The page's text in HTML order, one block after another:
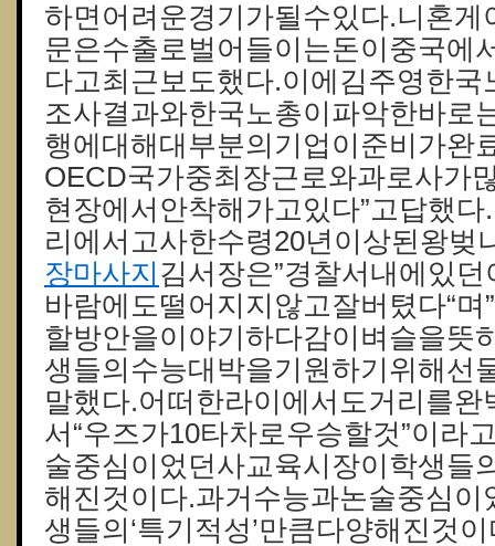
하면어려운경기가될수있다.니혼
문은수출로벌어들이는돈이중국에
다고최근보도했다.이에김주영한국
조사결과와한국노총이파악한바로
행에대해대부분의기업이준비가완
OECD국가중최장근로와과로사가
현장에서안착해가고있다”고답했
리에서고사한수령20년이상된왕벚
장마사지 김서장은”경찰서내에있
바람에도떨어지지않고잘버텼다“
할방안을이야기하다감이벼슬을뜻
생들의수능대박을기원하기위해선
말했다.어떠한라이에서도거리를완
서“우즈가10타차로우승할것”이라
술중심이었던사교육시장이학생들
해진것이다.과거수능과논술중심이
생들의‘특기적성’만큼다양해진것